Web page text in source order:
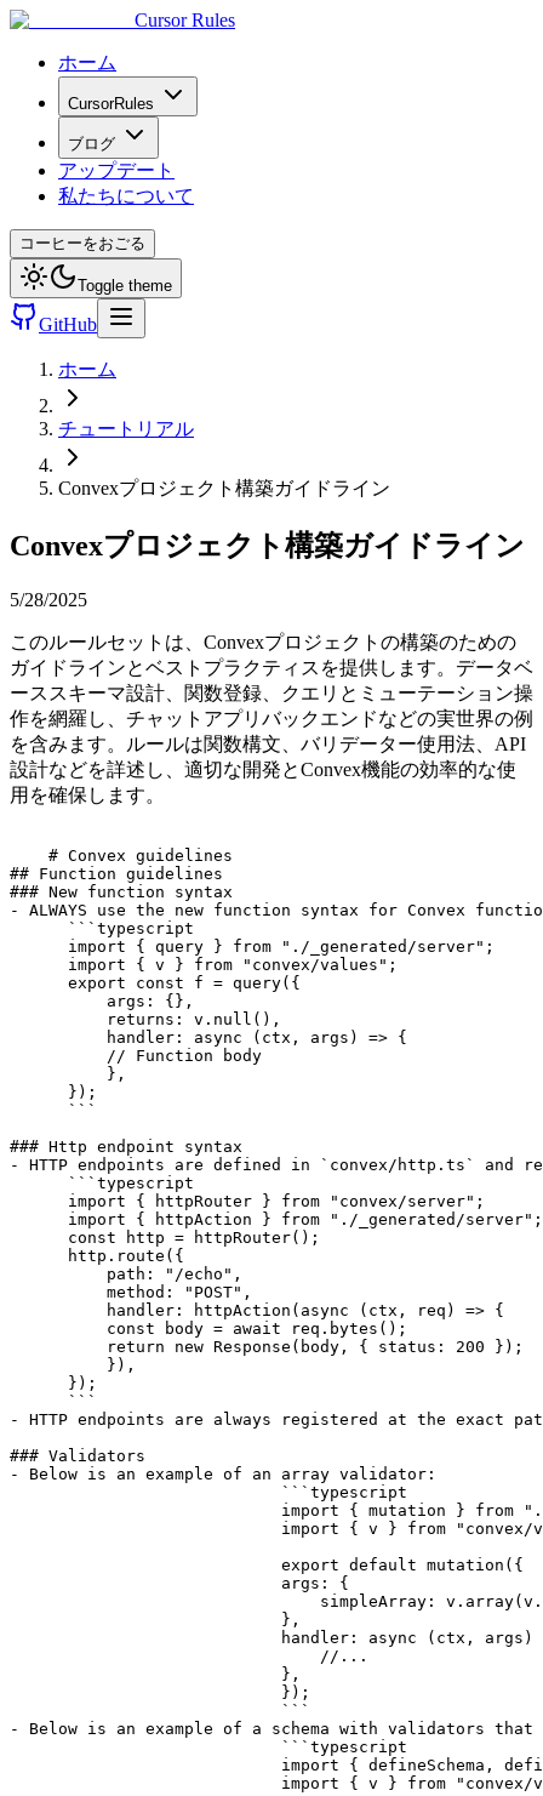
Cursor Rules
ホーム
CursorRules
ブログ
アップデート
私たちについて
コーヒーをおごる
Toggle theme
GitHub
ホーム
チュートリアル
Convexプロジェクト構築ガイドライン
Convexプロジェクト構築ガイドライン
5/28/2025
このルールセットは、Convexプロジェクトの構築のための
ガイドラインとベストプラクティスを提供します。データベ
ーススキーマ設計、関数登録、クエリとミューテーション操
作を網羅し、チャットアプリバックエンドなどの実世界の例
を含みます。ルールは関数構文、バリデーター使用法、API
設計などを詳述し、適切な開発とConvex機能の効率的な使
用を確保します。